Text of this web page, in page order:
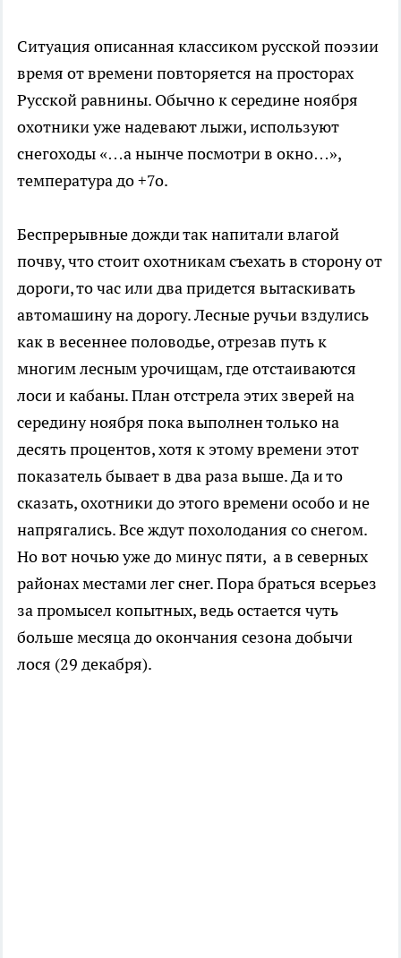
Ситуация описанная классиком русской поэзии
время от времени повторяется на просторах
Русской равнины. Обычно к середине ноября
охотники уже надевают лыжи, используют
снегоходы «…а нынче посмотри в окно…»,
температура до +7о.
Беспрерывные дожди так напитали влагой
почву, что стоит охотникам съехать в сторону от
дороги, то час или два придется вытаскивать
автомашину на дорогу. Лесные ручьи вздулись
как в весеннее половодье, отрезав путь к
многим лесным урочищам, где отстаиваются
лоси и кабаны. План отстрела этих зверей на
середину ноября пока выполнен только на
десять процентов, хотя к этому времени этот
показатель бывает в два раза выше. Да и то
сказать, охотники до этого времени особо и не
напрягались. Все ждут похолодания со снегом.
Но вот ночью уже до минус пяти, а в северных
районах местами лег снег. Пора браться всерьез
за промысел копытных, ведь остается чуть
больше месяца до окончания сезона добычи
лося (29 декабря).